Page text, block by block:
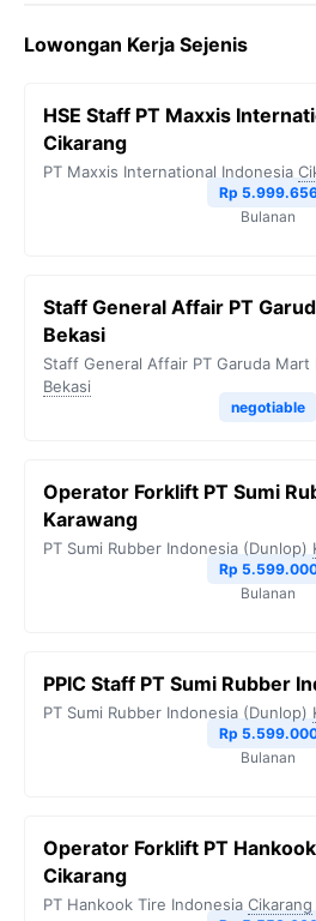
e
o
o
t
e
r
e
t
A
y
i
k
Lowongan Kerja Sejenis
HSE Staff PT Maxxis
Cikarang
PT Maxxis International Indonesia
Rp
Bulanan
Staff General Affair PT
Bekasi
Staff General Affair PT Garuda Mart
Bekasi
negotiable
Operator Forklift PT Sumi
Karawang
PT Sumi Rubber Indonesia (Dunlop)
Rp
Bulanan
PPIC Staff PT Sumi Rubber
PT Sumi Rubber Indonesia (Dunlop)
Rp
Bulanan
Operator Forklift PT
Cikarang
PT Hankook Tire Indonesia Cikarang